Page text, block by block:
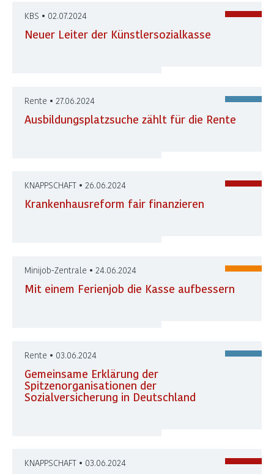
KBS • 02.07.2024
Neuer Leiter der Künstlersozialkasse
Rente • 27.06.2024
Ausbildungsplatzsuche zählt für die Rente
KNAPPSCHAFT • 26.06.2024
Krankenhausreform fair finanzieren
Minijob-Zentrale • 24.06.2024
Mit einem Ferienjob die Kasse aufbessern
Rente • 03.06.2024
Gemeinsame Erklärung der
Spitzenorganisationen der
Sozialversicherung in Deutschland
KNAPPSCHAFT • 03.06.2024